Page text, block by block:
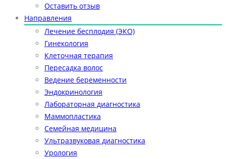
Оставить отзыв
Направления
Лечение бесплодия (ЭКО)
Гинекология
Клеточная терапия
Пересадка волос
Ведение беременности
Эндокринология
Лабораторная диагностика
Маммопластика
Семейная медицина
Ультразвуковая диагностика
Урология